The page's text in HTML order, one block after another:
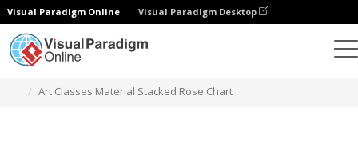
Visual Paradigm Online Visual Paradigm Desktop
Art Classes Material Stacked Rose Chart